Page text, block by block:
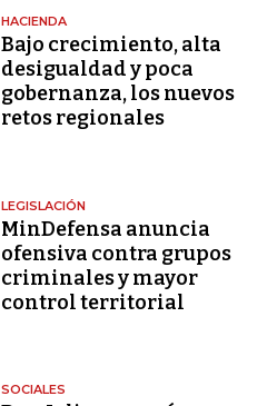
HACIENDA
Bajo crecimiento, alta
desigualdad y poca
gobernanza, los nuevos
retos regionales
LEGISLACIÓN
MinDefensa anuncia
ofensiva contra grupos
criminales y mayor
control territorial
SOCIALES